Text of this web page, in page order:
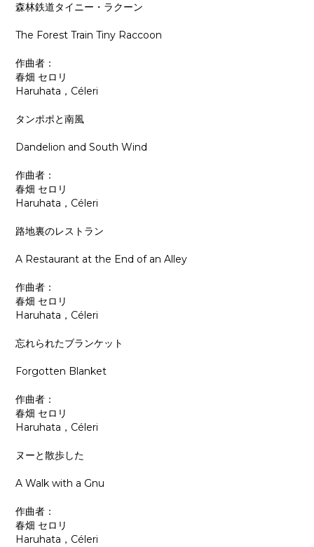
森林鉄道タイニー・ラクーン
The Forest Train Tiny Raccoon
作曲者：
春畑 セロリ
Haruhata，Céleri
タンポポと南風
Dandelion and South Wind
作曲者：
春畑 セロリ
Haruhata，Céleri
路地裏のレストラン
A Restaurant at the End of an Alley
作曲者：
春畑 セロリ
Haruhata，Céleri
忘れられたブランケット
Forgotten Blanket
作曲者：
春畑 セロリ
Haruhata，Céleri
ヌーと散歩した
A Walk with a Gnu
作曲者：
春畑 セロリ
Haruhata，Céleri